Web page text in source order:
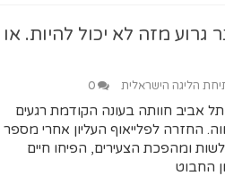
מזה לא יכול להיות. או
הליגה הישראלית 0
אביב חוותה בעונה הקודמת רגעים
החזרה לפלייאוף העליון אחרי מספר
ומהפכת הצעירים, הפיחו חיים
החבוט